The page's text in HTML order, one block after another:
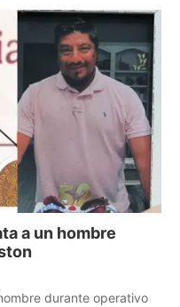
a un hombre
durante operativo